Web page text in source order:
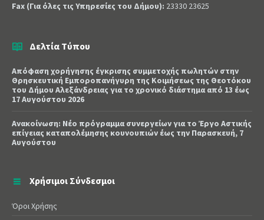
Fax (Για όλες τις Υπηρεσίες του Δήμου): 23330 23625
Δελτία Τύπου
Απόφαση χορήγησης έγκρισης συμμετοχής πωλητών στην
Θρησκευτική Εμποροπανήγυρη της Κοιμήσεως της Θεοτόκου
του Δήμου Αλεξάνδρειας για το χρονικό διάστημα από 13 έως
17 Αυγούστου 2026
Ανακοίνωση: Νέο πρόγραμμα συνεργείων για το Έργο Αστικής
επίγειας καταπολέμησης κουνουπιών έως την Παρασκευή, 7
Αυγούστου
Χρήσιμοι Σύνδεσμοι
Όροι Χρήσης